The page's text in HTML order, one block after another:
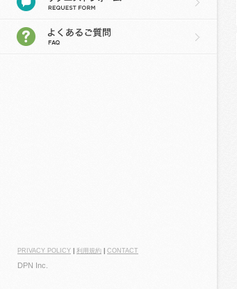
PRIVACY POLICY 利用規約 CONTACT
DPN Inc.